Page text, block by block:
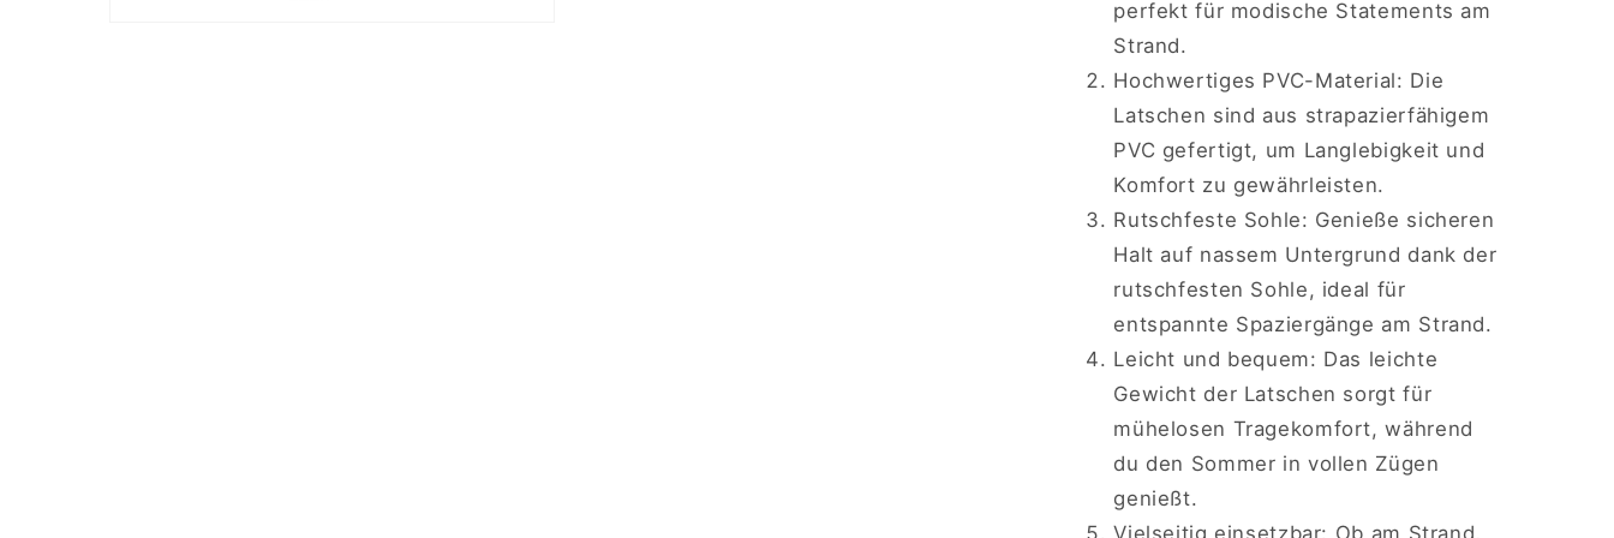
perfekt für modische Statements am
Strand.
Hochwertiges PVC-Material: Die
Latschen sind aus strapazierfähigem
PVC gefertigt, um Langlebigkeit und
Komfort zu gewährleisten.
Rutschfeste Sohle: Genieße sicheren
Halt auf nassem Untergrund dank der
rutschfesten Sohle, ideal für
entspannte Spaziergänge am Strand.
Leicht und bequem: Das leichte
Gewicht der Latschen sorgt für
mühelosen Tragekomfort, während
du den Sommer in vollen Zügen
genießt.